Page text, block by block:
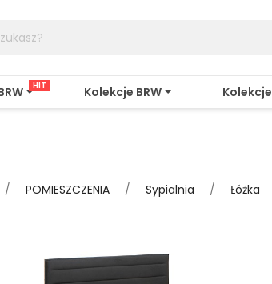
HIT Kolekcje BRW Kolekcje
POMIESZCZENIA Sypialnia Łóżka